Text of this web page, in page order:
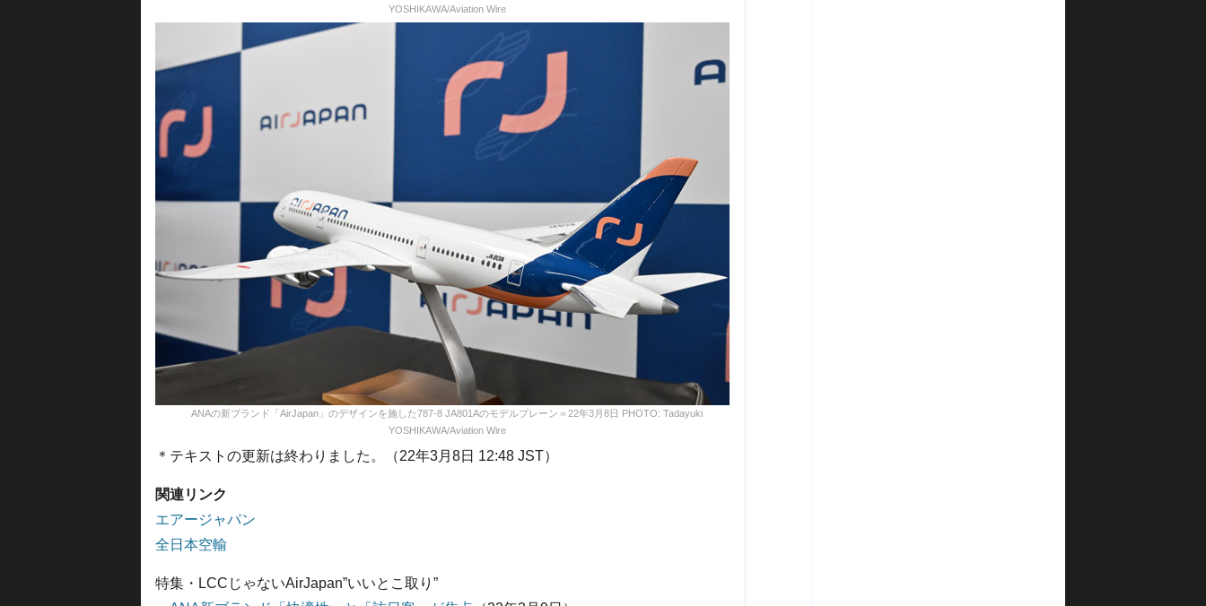
YOSHIKAWA/Aviation Wire
ANAの新ブランド「AirJapan」のデザインを施した787-8 JA801Aのモデルプレーン＝22年3月8日 PHOTO: Tadayuki
YOSHIKAWA/Aviation Wire
＊テキストの更新は終わりました。（22年3月8日 12:48 JST）
関連リンク
エアージャパン
全日本空輸
特集・LCCじゃないAirJapan”いいとこ取り”